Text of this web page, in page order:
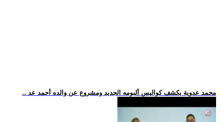
.. محمد عدوية يكشف كواليس ألبومه الجديد ومشروع عن والده أحمد عد